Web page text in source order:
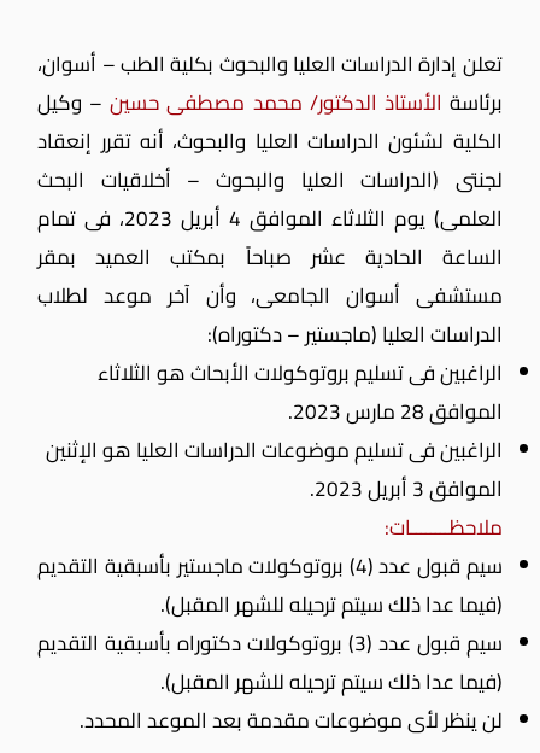
تعلن إدارة الدراسات العليا والبحوث بكلية الطب – أسوان،
برئاسة الأستاذ الدكتور/ محمد مصطفى حسين– وكيل
الكلية لشئون الدراسات العليا والبحوث، أنه تقرر إنعقاد
لجنتى (الدراسات العليا والبحوث – أخلاقيات البحث
العلمى) يوم الثلاثاء الموافق 4 أبريل 2023، فى تمام
الساعة الحادية عشر صباحاً بمكتب العميد بمقر
مستشفى أسوان الجامعى، وأن آخر موعد لطلاب
الدراسات العليا (ماجستير – دكتوراه):
الراغبين فى تسليم بروتوكولات الأبحاث هو الثلاثاء
الموافق 28 مارس 2023.
الراغبين فى تسليم موضوعات الدراسات العليا هو الإثنين
الموافق 3 أبريل 2023.
ملاحظــــــــات:
سيم قبول عدد (4) بروتوكولات ماجستير بأسبقية التقديم
(فيما عدا ذلك سيتم ترحيله للشهر المقبل).
سيم قبول عدد (3) بروتوكولات دكتوراه بأسبقية التقديم
(فيما عدا ذلك سيتم ترحيله للشهر المقبل).
لن ينظر لأى موضوعات مقدمة بعد الموعد المحدد.